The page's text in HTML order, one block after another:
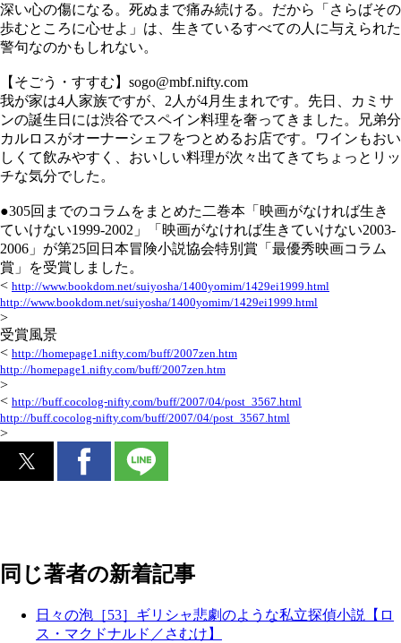
深い心の傷になる。死ぬまで痛み続ける。だから「さらばその
歩むところに心せよ」は、生きているすべての人に与えられた
警句なのかもしれない。
【そごう・すすむ】sogo@mbf.nifty.com
我が家は4人家族ですが、2人が4月生まれです。先日、カミサ
ンの誕生日には渋谷でスペイン料理を奢ってきました。兄弟分
カルロスがオーナーシェフをつとめるお店です。ワインもおい
しくて飲みやすく、おいしい料理が次々出てきてちょっとリッ
チな気分でした。
●305回までのコラムをまとめた二巻本「映画がなければ生き
ていけない1999-2002」「映画がなければ生きていけない2003-
2006」が第25回日本冒険小説協会特別賞「最優秀映画コラム
賞」を受賞しました。
< http://www.bookdom.net/suiyosha/1400yomim/1429ei1999.html
http://www.bookdom.net/suiyosha/1400yomim/1429ei1999.html
>
受賞風景
< http://homepage1.nifty.com/buff/2007zen.htm
http://homepage1.nifty.com/buff/2007zen.htm
>
< http://buff.cocolog-nifty.com/buff/2007/04/post_3567.html
http://buff.cocolog-nifty.com/buff/2007/04/post_3567.html
>
同じ著者の新着記事
日々の泡［53］ギリシャ悲劇のような私立探偵小説【ロ
ス・マクドナルド／さむけ】